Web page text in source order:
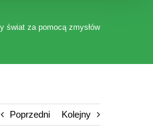
świat za pomocą zmysłów
Poprzedni Kolejny